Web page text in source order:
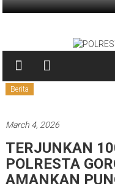
Skip
POLRESTA
GORONTALO
KOTA
Berita
March 4, 2026
TERJUNKAN
POLRESTA
AMANKAN